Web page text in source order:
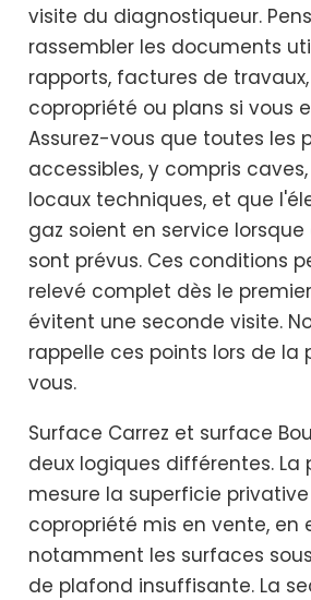
visite du diagnostiqueur.
rassembler les documents
rapports, factures de
copropriété ou plans si vous
Assurez-vous que toutes les
accessibles, y compris
locaux techniques, et que
gaz soient en service
sont prévus. Ces conditions
relevé complet dès le
évitent une seconde visite.
rappelle ces points lors de la
vous.
Surface Carrez et surface
deux logiques différentes. La
mesure la superficie
copropriété mis en vente, en
notamment les surfaces
de plafond insuffisante. La